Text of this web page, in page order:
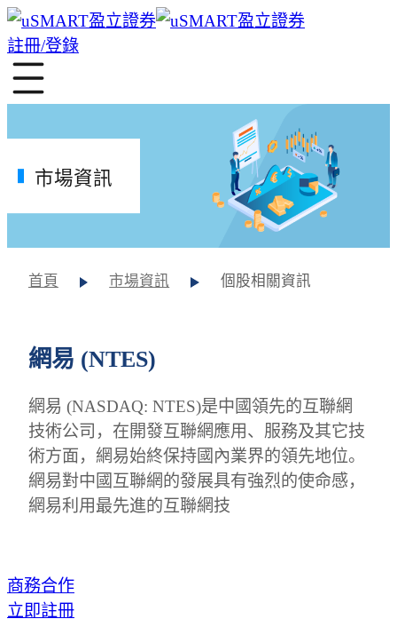
註冊/登錄
市場資訊
首頁 市場資訊 個股相關資訊
網易 (NTES)
網易 (NASDAQ: NTES)是中國領先的互聯網
技術公司，在開發互聯網應用、服務及其它技
術方面，網易始終保持國內業界的領先地位。
網易對中國互聯網的發展具有強烈的使命感，
網易利用最先進的互聯網技
商務合作
立即註冊